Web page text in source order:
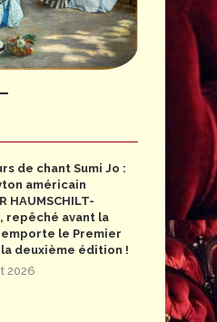
de chant Sumi Jo :
américain
HAUMSCHILT-
repêché avant la
le Premier
la deuxième édition !
2026